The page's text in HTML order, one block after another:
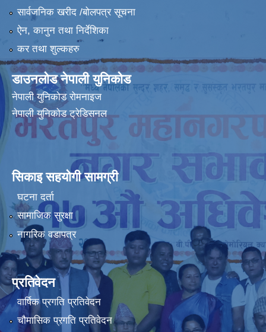
सार्वजनिक खरीद /बोलपत्र सूचना
ऐन, कानुन तथा निर्देशिका
कर तथा शुल्कहरु
डाउनलोड नेपाली युनिकोड
नेपाली युनिकोड रोमनाइज
नेपाली युनिकोड ट्रेडिसनल
सिकाइ सहयोगी सामग्री
घटना दर्ता
सामाजिक सुरक्षा
नागरिक वडापत्र
प्रतिवेदन
वार्षिक प्रगति प्रतिवेदन
चौमासिक प्रगति प्रतिवेदन